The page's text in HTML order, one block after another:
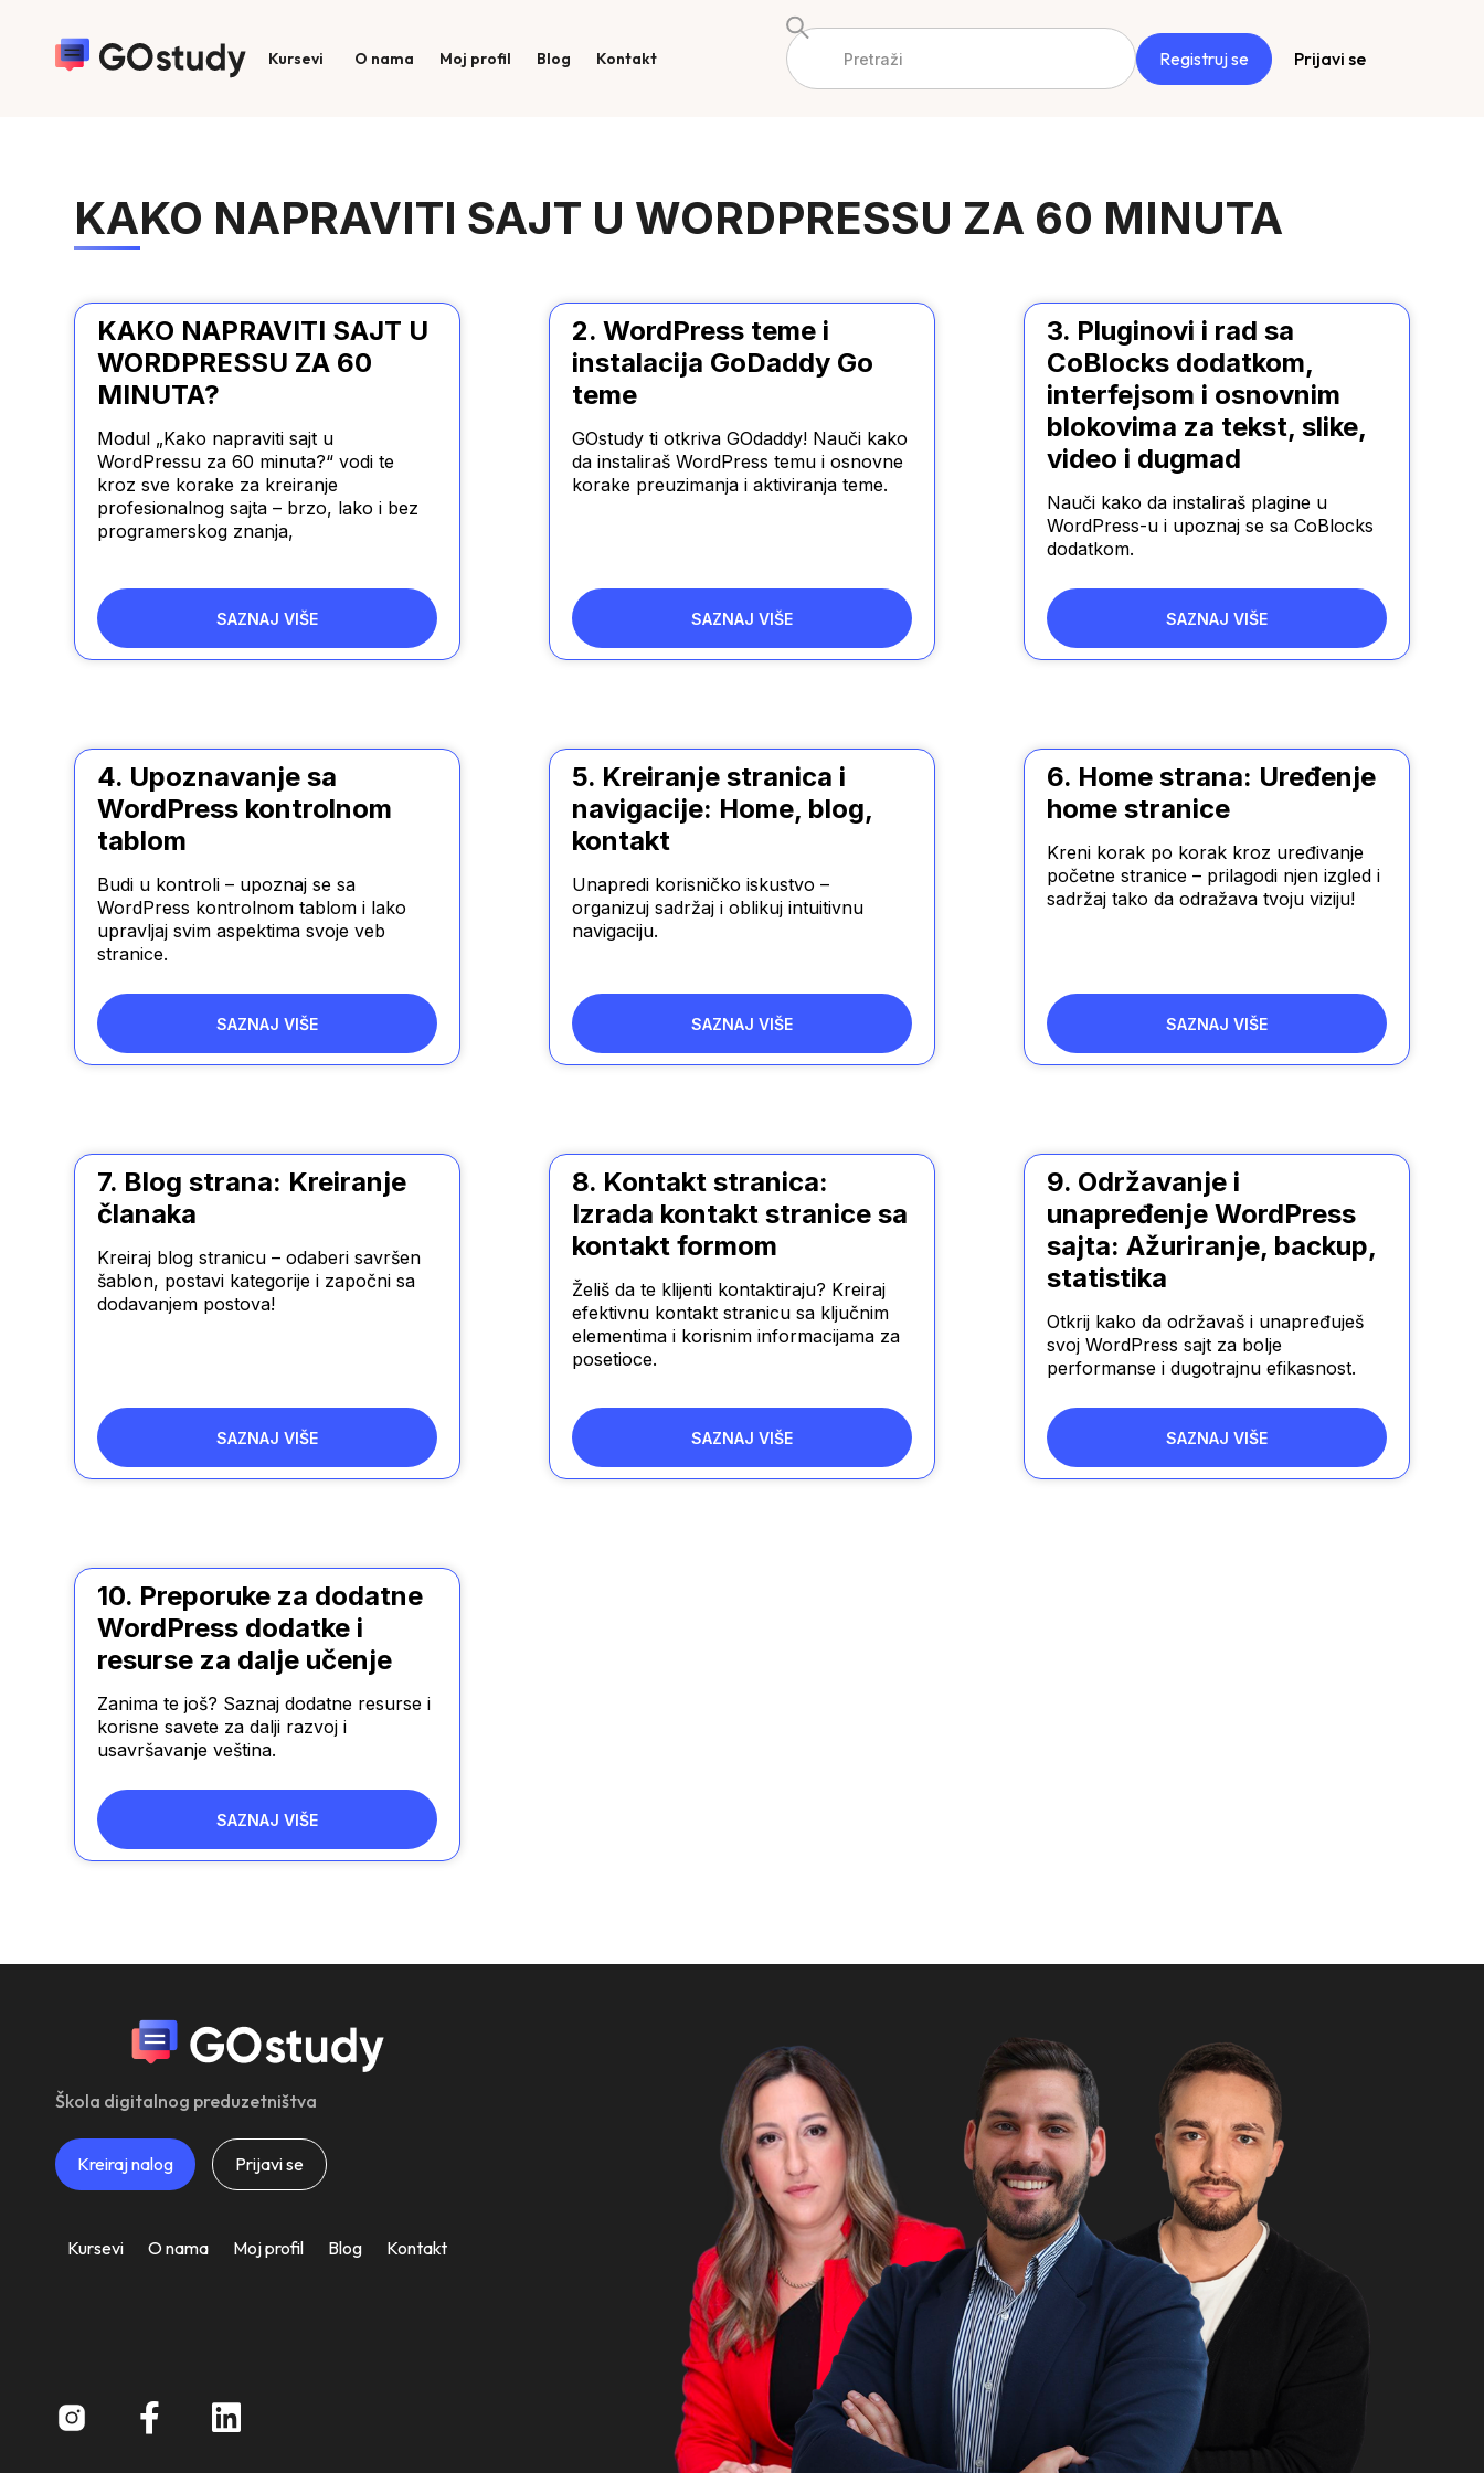
Kursevi O nama Moj profil Blog Kontakt Registruj se Prijavi se
KAKO NAPRAVITI SAJT U WORDPRESSU ZA 60 MINUTA
KAKO NAPRAVITI SAJT U
WORDPRESSU ZA 60
MINUTA?
Modul „Kako napraviti sajt u
WordPressu za 60 minuta?“ vodi te
kroz sve korake za kreiranje
profesionalnog sajta – brzo, lako i bez
programerskog znanja,
SAZNAJ VIŠE
2. WordPress teme i
instalacija GoDaddy Go
teme
GOstudy ti otkriva GOdaddy! Nauči kako
da instaliraš WordPress temu i osnovne
korake preuzimanja i aktiviranja teme.
SAZNAJ VIŠE
3. Pluginovi i rad sa
CoBlocks dodatkom,
interfejsom i osnovnim
blokovima za tekst, slike,
video i dugmad
Nauči kako da instaliraš plagine u
WordPress-u i upoznaj se sa CoBlocks
dodatkom.
SAZNAJ VIŠE
4. Upoznavanje sa
WordPress kontrolnom
tablom
Budi u kontroli – upoznaj se sa
WordPress kontrolnom tablom i lako
upravljaj svim aspektima svoje veb
stranice.
SAZNAJ VIŠE
5. Kreiranje stranica i
navigacije: Home, blog,
kontakt
Unapredi korisničko iskustvo –
organizuj sadržaj i oblikuj intuitivnu
navigaciju.
SAZNAJ VIŠE
6. Home strana: Uređenje
home stranice
Kreni korak po korak kroz uređivanje
početne stranice – prilagodi njen izgled i
sadržaj tako da odražava tvoju viziju!
SAZNAJ VIŠE
7. Blog strana: Kreiranje
članaka
Kreiraj blog stranicu – odaberi savršen
šablon, postavi kategorije i započni sa
dodavanjem postova!
SAZNAJ VIŠE
8. Kontakt stranica:
Izrada kontakt stranice sa
kontakt formom
Želiš da te klijenti kontaktiraju? Kreiraj
efektivnu kontakt stranicu sa ključnim
elementima i korisnim informacijama za
posetioce.
SAZNAJ VIŠE
9. Održavanje i
unapređenje WordPress
sajta: Ažuriranje, backup,
statistika
Otkrij kako da održavaš i unapređuješ
svoj WordPress sajt za bolje
performanse i dugotrajnu efikasnost.
SAZNAJ VIŠE
10. Preporuke za dodatne
WordPress dodatke i
resurse za dalje učenje
Zanima te još? Saznaj dodatne resurse i
korisne savete za dalji razvoj i
usavršavanje veština.
SAZNAJ VIŠE
Škola digitalnog preduzetništva
Kreiraj nalog Prijavi se
Kursevi O nama Moj profil Blog Kontakt